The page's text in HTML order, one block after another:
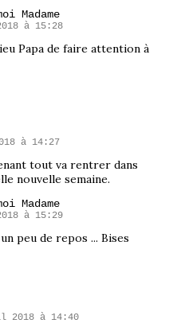
Madame
à 15:28
Papa de faire attention à
à 14:27
tout va rentrer dans
nouvelle semaine.
Madame
à 15:29
peu de repos ... Bises
2018 à 14:40